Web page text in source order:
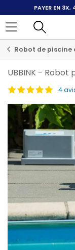
PAYER EN 3X,
Robot de
UBBINK - Robot
4